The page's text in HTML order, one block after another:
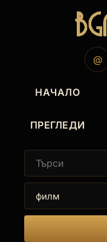
@
НАЧАЛО
ПРЕГЛЕДИ